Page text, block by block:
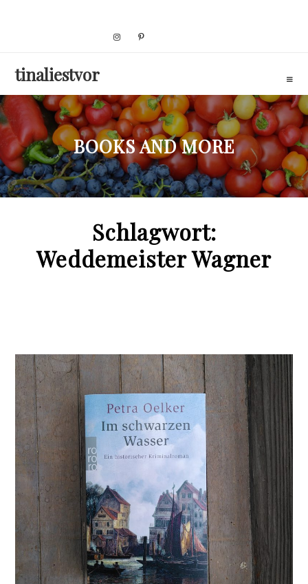
tinaliestvor
BOOKS AND MORE
Schlagwort:
Weddemeister Wagner